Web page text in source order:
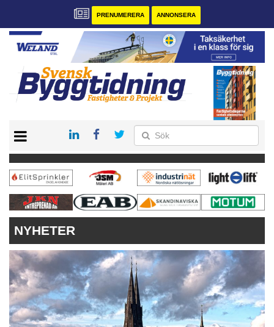
PRENUMERERA ANNONSERA
PRENUMERERA
VÅRA ANDRA MAGASIN
ANNONSERA
KONTAKT
NYHETER